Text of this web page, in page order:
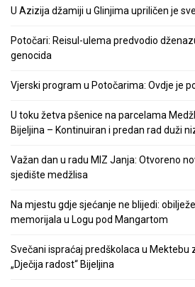
U Azizija džamiji u Glinjima upriličen je
Potočari: Reisul-ulema predvodio
genocida
Vjerski program u Potočarima: Ovdje je
U toku žetva pšenice na parcelama
Bijeljina – Kontinuiran i predan rad duži
Važan dan u radu MIZ Janja: Otvoreno
sjedište medžlisa
Na mjestu gdje sjećanje ne blijedi:
memorijala u Logu pod Mangartom
Svečani ispraćaj predškolaca u Mektebu
„Dječija radost“ Bijeljina